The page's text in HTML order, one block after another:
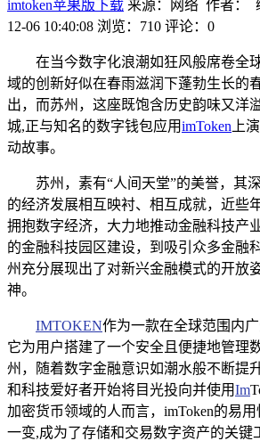
imtoken苹果版下载 来源：网络 作者：
12-06 10:40:08 浏览：710 评论：0
在当今数字化浪潮如狂风般席卷全
域的创新好似在春雨滋润下蓬勃生长的
出，而苏州，这座既饱含历史韵味又洋
城,正与知名的数字钱包应用imToken 上
动故事。
苏州，素有“人间天堂”的美誉，其
的经济发展相互映衬、相互成就，近些
拥抱数字经济，大力地推动金融科技产
的金融科技园区建设，到吸引众多金融
州充分展现出了对新兴金融模式的开放
神。
IMTOKEN作为一款在全球范围内
它为用户搭建了一个安全且便捷地管理
州，随着数字金融意识如潮水般不断提
和科技爱好者开始将目光投向并使用Im
加密货币领域的人而言，imToken的易
一变,成为了存储和交易数字资产的关键